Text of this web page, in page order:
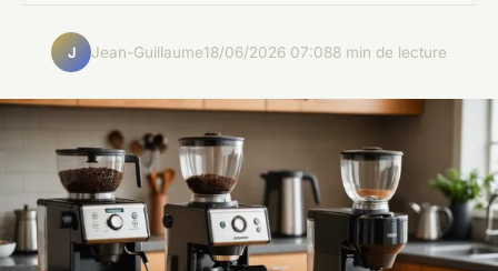
J Jean-Guillaume18/06/2026 07:088 min de lecture